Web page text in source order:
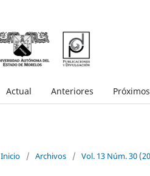
Actual Anteriores
Inicio / Archivos / Vol. 13 Núm. 30